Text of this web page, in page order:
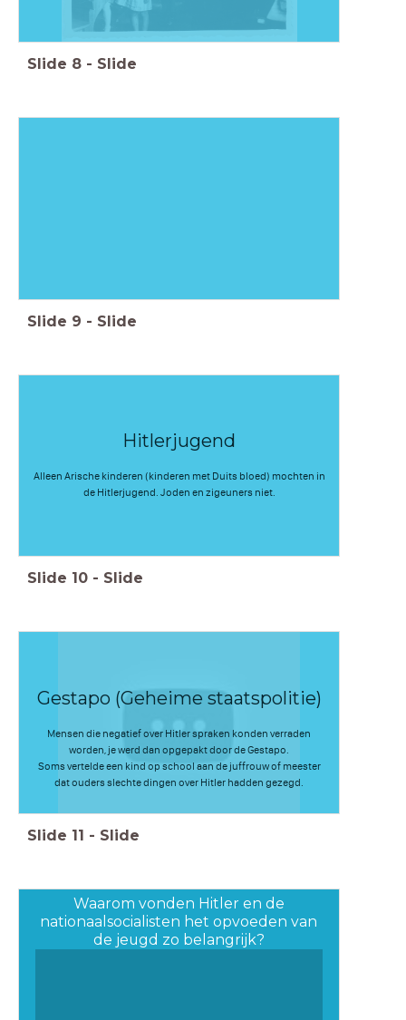
Slide 8 - Slide
Slide 9 - Slide
Hitlerjugend
Alleen Arische kinderen (kinderen met Duits bloed) mochten in
de Hitlerjugend. Joden en zigeuners niet.
Slide 10 - Slide
Gestapo (Geheime staatspolitie)
Mensen die negatief over Hitler spraken konden verraden
worden, je werd dan opgepakt door de Gestapo.
Soms vertelde een kind op school aan de juffrouw of meester
dat ouders slechte dingen over Hitler hadden gezegd.
Slide 11 - Slide
Waarom vonden Hitler en de
nationaalsocialisten het opvoeden van
de jeugd zo belangrijk?